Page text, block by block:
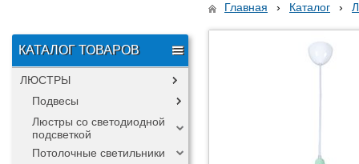
КАТАЛОГ ТОВАРОВ
ЛЮСТРЫ
Подвесы
Люстры со светодиодной
подсветкой
Потолочные светильники
Главная › Каталог ›